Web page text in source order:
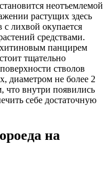
неотъемлемой
растущих здесь
с лихвой окупается
средствами.
панцирем
тщательно
стволов
диаметром не более 2
что внутри появились
себе достаточную
на